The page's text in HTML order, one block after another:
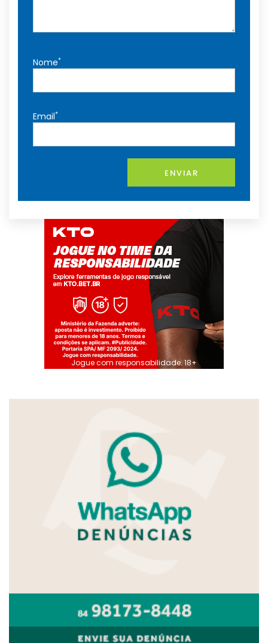
Nome*
Email*
ENVIAR
Jogue com responsabilidade. 18+